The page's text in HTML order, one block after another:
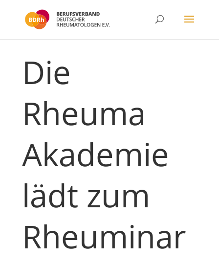
Die
Rheuma
Akademie
lädt zum
Rheuminar